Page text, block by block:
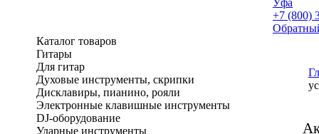
Уфа
+7 (800)
Каталог товаров
Гитары
Для гитар
Духовые инструменты, скрипки
Дисклавиры, пианино, рояли
Электронные клавишные инструменты
DJ-оборудование
Ударные инструменты